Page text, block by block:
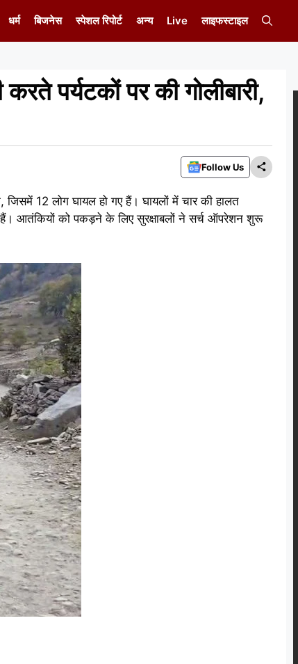
धर्म बिजनेस स्पेशल रिपोर्ट अन्य Live लाइफस्टाइल
पर्यटकों पर की गोलीबारी,
Follow Us
12 लोग घायल हो गए हैं। घायलों में चार की हालत
आतंकियों को पकड़ने के लिए सुरक्षाबलों ने सर्च ऑपरेशन शुरू